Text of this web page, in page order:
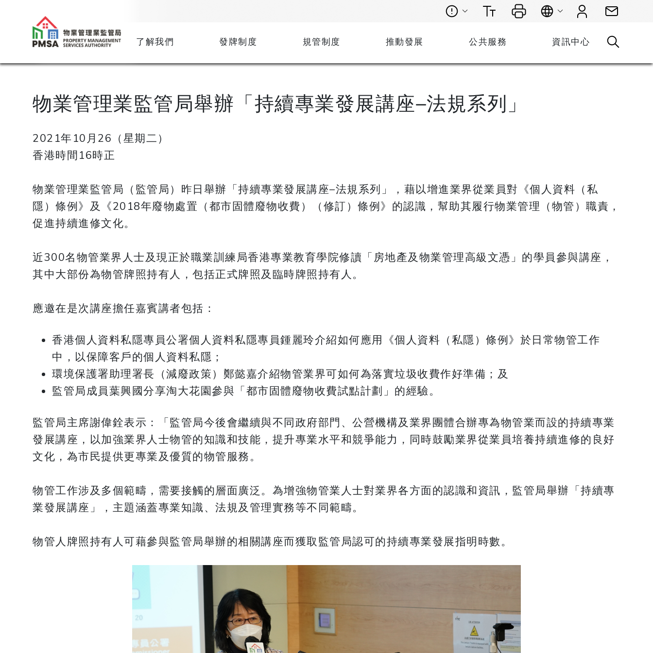
了解我們 發牌制度 規管制度 推動發展 公共服務 資訊中心
物業管理業監管局舉辦「持續專業發展講座–法規系列」
2021年10月26（星期二）
香港時間16時正
物業管理業監管局（監管局）昨日舉辦「持續專業發展講座–法規系列」，藉以增進業界從業員對《個人資料（私
隱）條例》及《2018年廢物處置（都市固體廢物收費）（修訂）條例》的認識，幫助其履行物業管理（物管）職責，
促進持續進修文化。
近300名物管業界人士及現正於職業訓練局香港專業教育學院修讀「房地產及物業管理高級文憑」的學員參與講座，
其中大部份為物管牌照持有人，包括正式牌照及臨時牌照持有人。
應邀在是次講座擔任嘉賓講者包括：
香港個人資料私隱專員公署個人資料私隱專員鍾麗玲介紹如何應用《個人資料（私隱）條例》於日常物管工作
中，以保障客戶的個人資料私隱；
環境保護署助理署長（減廢政策）鄭懿嘉介紹物管業界可如何為落實垃圾收費作好準備；及
監管局成員葉興國分享淘大花園參與「都市固體廢物收費試點計劃」的經驗。
監管局主席謝偉銓表示：「監管局今後會繼續與不同政府部門、公營機構及業界團體合辦專為物管業而設的持續專業
發展講座，以加強業界人士物管的知識和技能，提升專業水平和競爭能力，同時鼓勵業界從業員培養持續進修的良好
文化，為市民提供更專業及優質的物管服務。
物管工作涉及多個範疇，需要接觸的層面廣泛。為增強物管業人士對業界各方面的認識和資訊，監管局舉辦「持續專
業發展講座」，主題涵蓋專業知識、法規及管理實務等不同範疇。
物管人牌照持有人可藉參與監管局舉辦的相關講座而獲取監管局認可的持續專業發展指明時數。